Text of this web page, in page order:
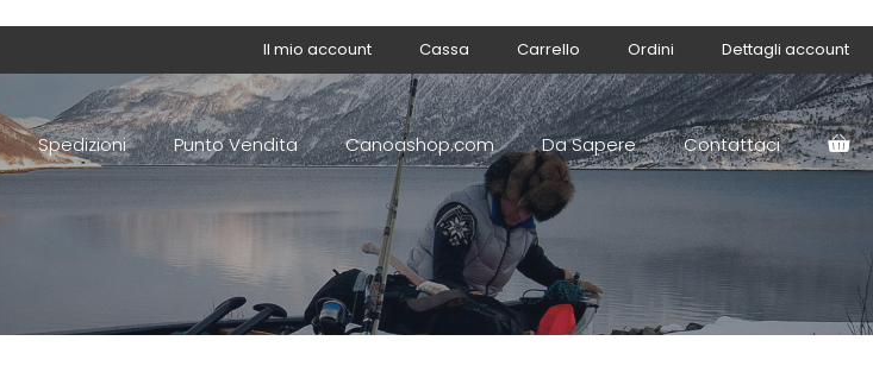
Il mio account Cassa Carrello Ordini Dettagli account
Spedizioni Punto Vendita Canoashop.com Da Sapere Contattaci